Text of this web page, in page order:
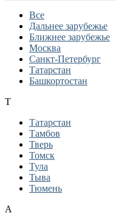
Все
Дальнее зарубежье
Ближнее зарубежье
Москва
Санкт-Петербург
Татарстан
Башкортостан
Т
Татарстан
Тамбов
Тверь
Томск
Тула
Тыва
Тюмень
А